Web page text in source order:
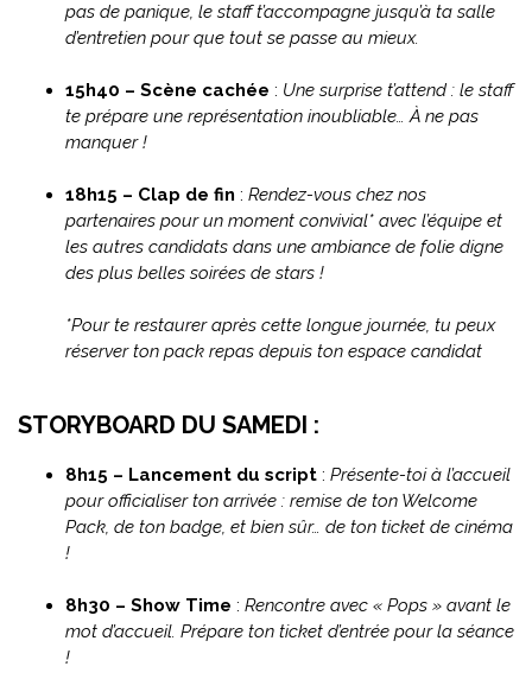
pas de panique, le staff t’accompagne jusqu’à ta salle
d’entretien pour que tout se passe au mieux.
15h40 – Scène cachée : Une surprise t’attend : le staff
te prépare une représentation inoubliable… À ne pas
manquer !
18h15 – Clap de fin : Rendez-vous chez nos
partenaires pour un moment convivial* avec l’équipe et
les autres candidats dans une ambiance de folie digne
des plus belles soirées de stars !
*Pour te restaurer après cette longue journée, tu peux
réserver ton pack repas depuis ton espace candidat
STORYBOARD DU SAMEDI :
8h15 – Lancement du script : Présente-toi à l’accueil
pour officialiser ton arrivée : remise de ton Welcome
Pack, de ton badge, et bien sûr… de ton ticket de cinéma
!
8h30 – Show Time : Rencontre avec « Pops » avant le
mot d’accueil. Prépare ton ticket d’entrée pour la séance
!